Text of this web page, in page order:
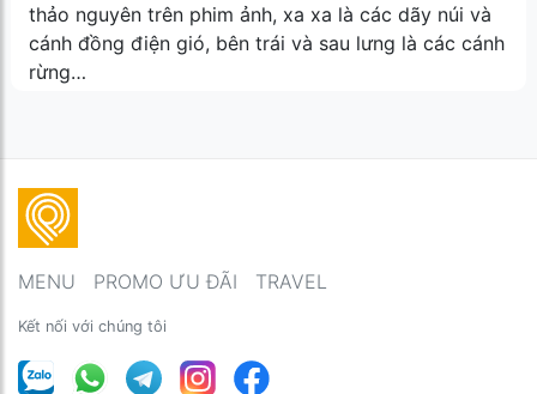
thảo nguyên trên phim ảnh, xa xa là các dãy núi và
cánh đồng điện gió, bên trái và sau lưng là các cánh
rừng…
MENU PROMO ƯU ĐÃI TRAVEL
Kết nối với chúng tôi